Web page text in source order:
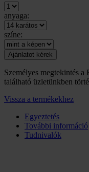
anyaga:
színe:
Személyes megtekintés
található üzletünkben
Vissza a termékekhez
Egyeztetés
További információ
Tudnivalók